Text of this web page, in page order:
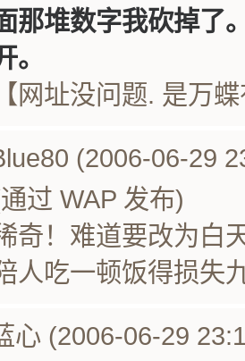
那堆数字我砍掉了
。
【网址没问题. 是万
(2006-06-29
过 WAP 发布)
奇！难道要改为白
人吃一顿饭得损失
心 (2006-06-29